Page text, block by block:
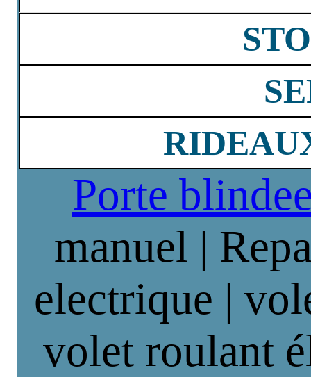
Porte
manuel |
electrique |
volet roulant